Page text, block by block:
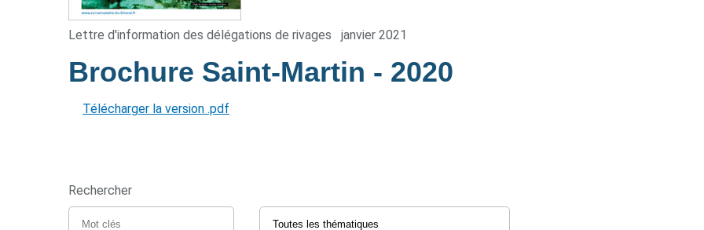
Lettre d'information des délégations de rivages janvier 2021
Brochure Saint-Martin - 2020
Télécharger la version .pdf
Rechercher